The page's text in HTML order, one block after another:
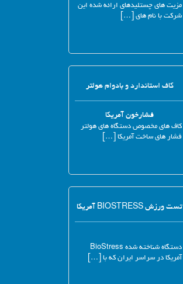
مزیت های چستلیدهای ارائه شده این
شرکت با نام های […]
کاف استاندارد و بادوام هولتر
فشارخون آمریکا
کاف های مخصوص دستگاه های هولتر
فشار های ساخت آمریکا […]
تست ورزش BIOSTRESS آمریکا
دستگاه شناخته شده BioStress
آمریکا در سراسر ایران که با […]